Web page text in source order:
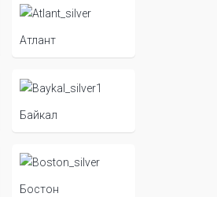
Атлант
Байкал
Бостон